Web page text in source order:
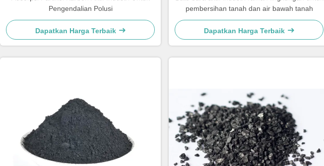
Pengendalian Polusi
Dapatkan Harga Terbaik
pembersihan tanah dan air bawah tanah
Dapatkan Harga Terbaik